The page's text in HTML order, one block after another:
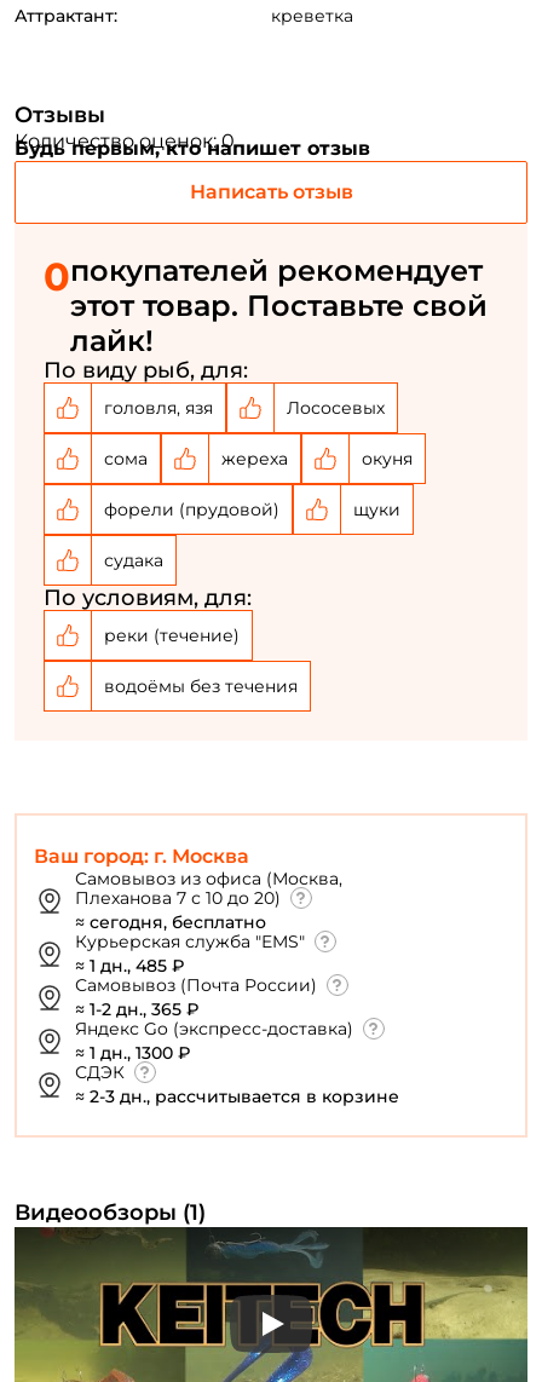
Ваш город: г. Москва
Самовывоз из офиса (Москва,
Плеханова 7 с 10 до 20)
≈ сегодня, бесплатно
Курьерская служба "EMS"
≈ 1 дн., 485 ₽
Самовывоз (Почта России)
≈ 1-2 дн., 365 ₽
Яндекс Go (экспресс-доставка)
≈ 1 дн., 1300 ₽
СДЭК
≈ 2-3 дн., рассчитывается в корзине
Аттрактант: креветка
Отзывы
Количество оценок: 0
Будь первым, кто напишет отзыв
Написать отзыв
0покупателей рекомендует
этот товар. Поставьте свой
лайк!
По виду рыб, для:
головля, язя Лососевых
сома жереха окуня
форели (прудовой) щуки
судака
По условиям, для:
реки (течение)
водоёмы без течения
Видеообзоры (1)
Play
ФИО: *
Номер телефона: *
Повторите пароль: *
Заполняя данную форму вы соглашаетесь на обработку
персональных данных
Создать аккаунт
У меня уже есть аккаунт